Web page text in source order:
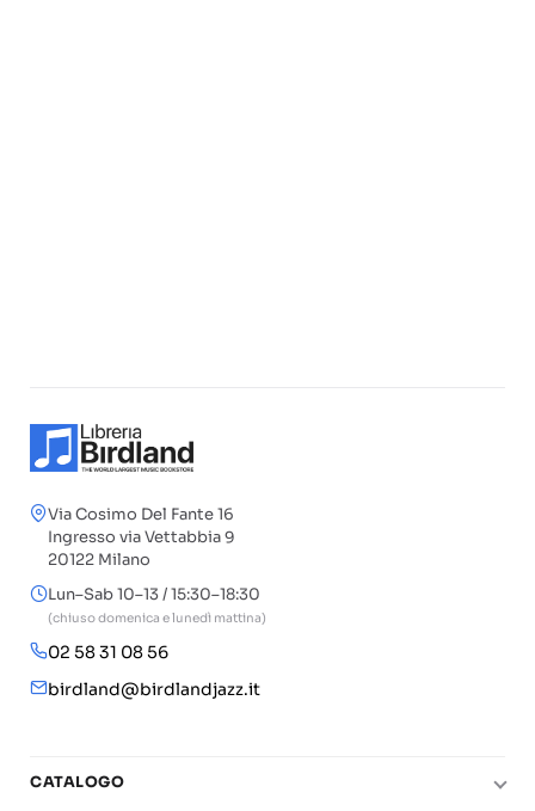
Via Cosimo Del Fante 16
Ingresso via Vettabbia 9
20122 Milano
Lun–Sab 10–13 / 15:30–18:30
(chiuso domenica e lunedì mattina)
02 58 31 08 56
birdland@birdlandjazz.it
CATALOGO